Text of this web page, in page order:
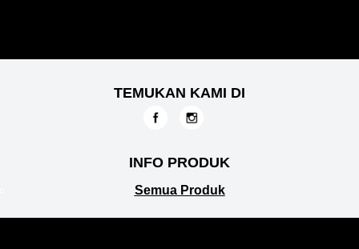
TEMUKAN KAMI DI
INFO PRODUK
Semua Produk